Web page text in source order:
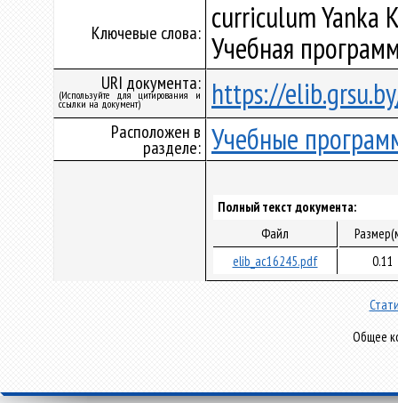
Ключевые слова: curriculum Yanka
Учебная
URI документа:
(Используйте для цитирования и
ссылки на документ) https://
Расположен в
разделе: Учебные
Полный текст документа:
Файл
elib_ac16245.pdf
0.11
Общее